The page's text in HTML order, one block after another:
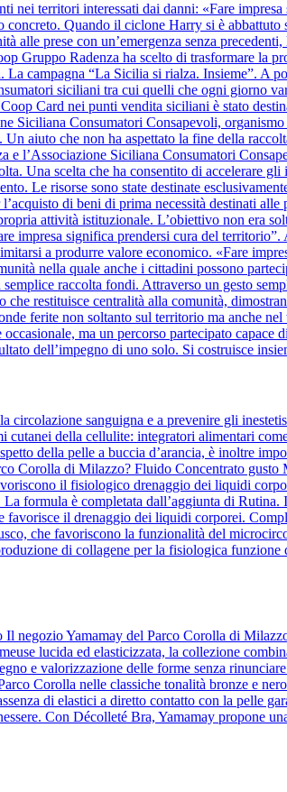
nei territori interessati dai danni: «Fare
Quando il ciclone Harry si è
prese con un’emergenza senza
Radenza ha scelto di trasformare la
campagna “La Sicilia si rialza. Insieme”. A
siciliani tra cui quelli che ogni giorno
Card nei punti vendita siciliani è stato
Siciliana Consumatori Consapevoli,
aiuto che non ha aspettato la fine della
l’Associazione Siciliana Consumatori
Una scelta che ha consentito di accelerare
Le risorse sono state destinate
di beni di prima necessità destinati
attività istituzionale. L’obiettivo non era
impresa significa prendersi cura del
a produrre valore economico. «Fare
nella quale anche i cittadini possono
raccolta fondi. Attraverso un gesto
restituisce centralità alla comunità,
ferite non soltanto sul territorio ma anche
ma un percorso partecipato capace
dell’impegno di uno solo. Si costruisce
sanguigna e a prevenire gli
della cellulite: integratori alimentari
della pelle a buccia d’arancia, è inoltre
Corolla di Milazzo? Fluido Concentrato
il fisiologico drenaggio dei liquidi
formula è completata dall’aggiunta di Rutina.
il drenaggio dei liquidi corporei.
che favoriscono la funzionalità del
di collagene per la fisiologica
negozio Yamamay del Parco Corolla di
lucida ed elasticizzata, la collezione
e valorizzazione delle forme senza
Corolla nelle classiche tonalità bronze e
di elastici a diretto contatto con la pelle
Con Décolleté Bra, Yamamay propone